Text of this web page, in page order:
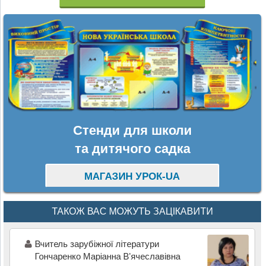
Стенди для школи
та дитячого садка
МАГАЗИН УРОК-UA
ТАКОЖ ВАС МОЖУТЬ ЗАЦІКАВИТИ
Вчитель зарубіжної літератури
Гончаренко Маріанна В'ячеславівна